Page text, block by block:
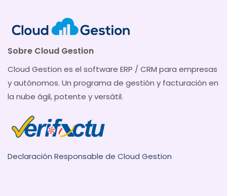
Sobre Cloud Gestion
Cloud Gestion es el software ERP / CRM para empresas
y autónomos. Un programa de gestión y facturación en
la nube ágil, potente y versátil.
Declaración Responsable de Cloud Gestion